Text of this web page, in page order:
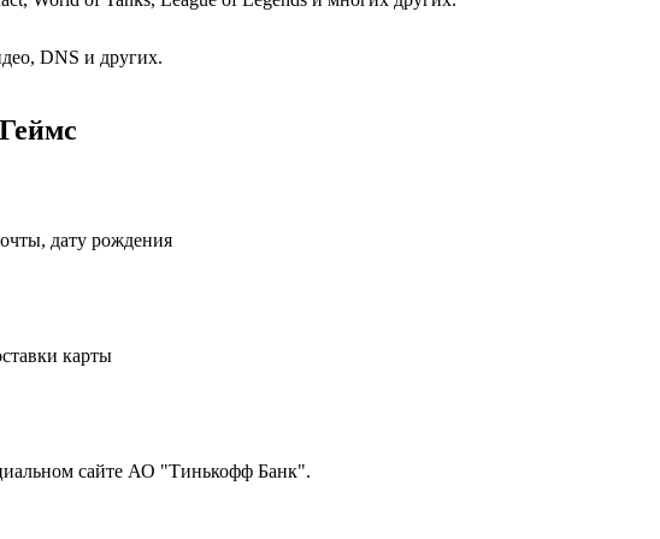
DNS и других.
дату рождения
карты
сайте АО "Тинькофф Банк".